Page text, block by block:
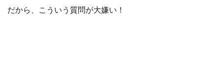
だから、こういう質問が大嫌い！